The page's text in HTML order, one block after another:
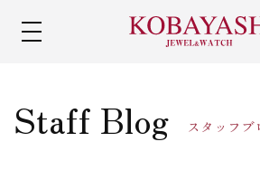
Staff Blog スタッフブ